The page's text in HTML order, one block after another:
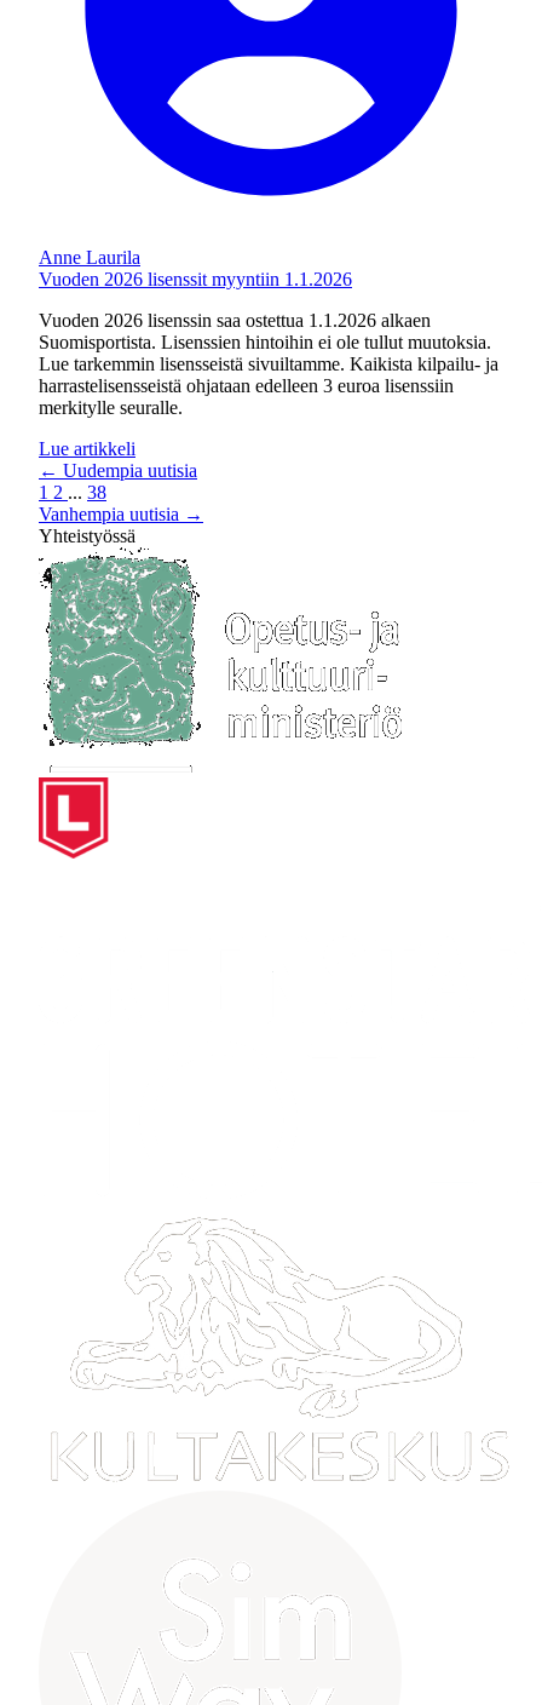
Anne Laurila
Vuoden 2026 lisenssit myyntiin 1.1.2026
Vuoden 2026 lisenssin saa ostettua 1.1.2026 alkaen
Suomisportista. Lisenssien hintoihin ei ole tullut muutoksia.
Lue tarkemmin lisensseistä sivuiltamme. Kaikista kilpailu- ja
harrastelisensseistä ohjataan edelleen 3 euroa lisenssiin
merkitylle seuralle.
Lue artikkeli
← Uudempia uutisia
1 2 ... 38
Vanhempia uutisia →
Yhteistyössä